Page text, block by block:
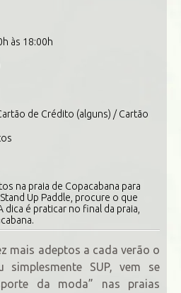
às 18:00h
de Crédito (alguns) / Cartão
na praia de Copacabana para
Up Paddle, procure o que
é praticar no final da praia,
mais adeptos a cada verão o
simplesmente SUP, vem se
da moda” nas praias